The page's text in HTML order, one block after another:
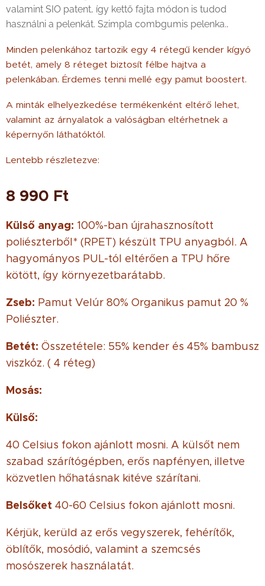
valamint SIO patent, így kettő fajta módon is tudod
használni a pelenkát. Szimpla combgumis pelenka..
Minden pelenkához tartozik egy 4 rétegű kender kígyó
betét, amely 8 réteget biztosít félbe hajtva a
pelenkában. Érdemes tenni mellé egy pamut boostert.
A minták elhelyezkedése termékenként eltérő lehet,
valamint az árnyalatok a valóságban eltérhetnek a
képernyőn láthatóktól.
Lentebb részletezve:
8 990 Ft
Külső anyag: 100%-ban újrahasznosított
poliészterből* (RPET) készült TPU anyagból. A
hagyományos PUL-tól eltérően a TPU hőre
kötött, így környezetbarátabb.
Zseb: Pamut Velúr 80% Organikus pamut 20 %
Poliészter.
Betét: Összetétele: 55% kender és 45% bambusz
viszkóz. ( 4 réteg)
Mosás:
Külső:
40 Celsius fokon ajánlott mosni. A külsőt nem
szabad szárítógépben, erős napfényen, illetve
közvetlen hőhatásnak kitéve szárítani.
Belsőket 40-60 Celsius fokon ajánlott mosni.
Kérjük, kerüld az erős vegyszerek, fehérítők,
öblítők, mosódió, valamint a szemcsés
mosószerek használatát.